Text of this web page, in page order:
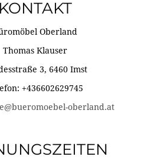
KONTAKT
Oberland
Thomas Klauser
3, 6460 Imst
+436602629745
oberland.at